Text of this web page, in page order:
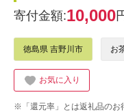
寄付金額:10,000
徳島県 吉野川市 お
お気に入り
※「還元率」とは返礼品のお